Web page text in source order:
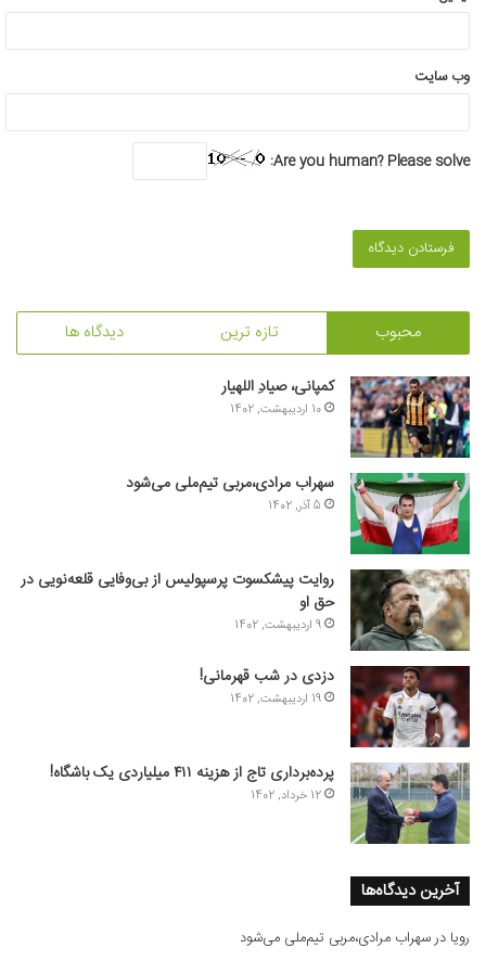
وب‌ سایت
Are you human? Please solve:
محبوب تازه ترین دیدگاه ها
کمپانی، صیادِ اللهیار
10 اردیبهشت, 1402
سهراب مرادی،مربی تیم‌ملی می‌شود
5 آذر, 1402
روایت پیشکسوت پرسپولیس از بی‌وفایی قلعه‌نویی در
حق او
9 اردیبهشت, 1402
دزدی در شب قهرمانی!
19 اردیبهشت, 1402
پرده‌برداری تاج از هزینه ۴۱۱ میلیاردی یک باشگاه!
12 خرداد, 1402
آخرین دیدگاه‌ها
رویا درسهراب مرادی،مربی تیم‌ملی می‌شود